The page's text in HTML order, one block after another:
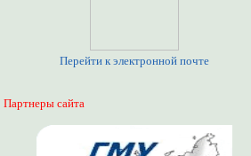
Перейти к электронной почте
Партнеры сайта